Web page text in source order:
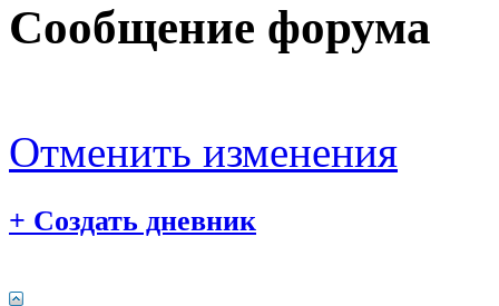
Сообщение форума
Отменить изменения
+ Создать дневник